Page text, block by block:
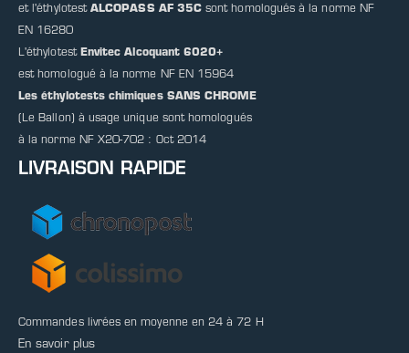
et l'éthylotestALCOPASS AF 35C sont homologués à la norme NF
EN 16280
L'éthylotest Envitec Alcoquant 6020+
est homologué à la norme NF EN 15964
Les éthylotests chimiques SANS CHROME
(Le Ballon) à usage unique sont homologués
à la norme NF X20-702 : Oct 2014
LIVRAISON RAPIDE
Commandes livrées en moyenne en 24 à 72 H
En savoir plus